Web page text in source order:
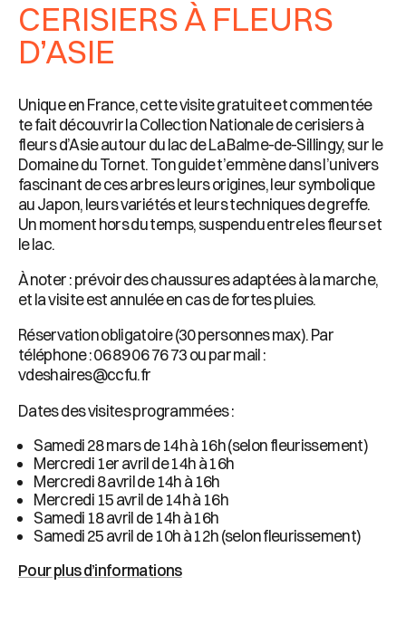
CERISIERS À FLEURS
D’ASIE
Unique en France, cette visite gratuite et commentée
te fait découvrir la Collection Nationale de cerisiers à
fleurs d’Asie autour du lac de La Balme-de-Sillingy, sur le
Domaine du Tornet. Ton guide t’emmène dans l’univers
fascinant de ces arbres leurs origines, leur symbolique
au Japon, leurs variétés et leurs techniques de greffe.
Un moment hors du temps, suspendu entre les fleurs et
le lac.
À noter : prévoir des chaussures adaptées à la marche,
et la visite est annulée en cas de fortes pluies.
Réservation obligatoire (30 personnes max). Par
téléphone : 06 89 06 76 73 ou par mail :
vdeshaires@ccfu.fr
Dates des visites programmées :
Samedi 28 mars de 14h à 16h (selon fleurissement)
Mercredi 1er avril de 14h à 16h
Mercredi 8 avril de 14h à 16h
Mercredi 15 avril de 14h à 16h
Samedi 18 avril de 14h à 16h
Samedi 25 avril de 10h à 12h (selon fleurissement)
Pour plus d’informations